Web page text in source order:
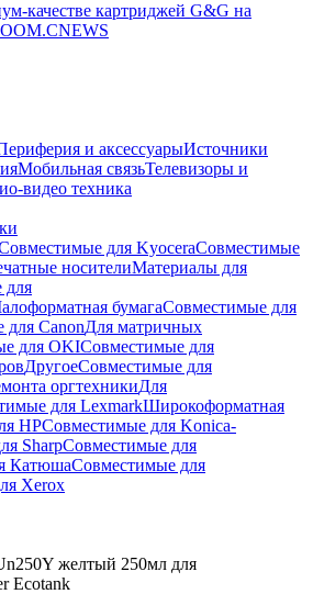
качестве картриджей G&G на
и аксессуарыИсточники
Мобильная связьТелевизоры и
видео техника
для KyoceraСовместимые
носителиМатериалы для
для
бумагаСовместимые для
CanonДля матричных
для OKIСовместимые для
ДругоеСовместимые для
оргтехникиДля
для LexmarkШирокоформатная
HPСовместимые для Konica-
SharpСовместимые для
КатюшаСовместимые для
Xerox
желтый 250мл для
Ecotank